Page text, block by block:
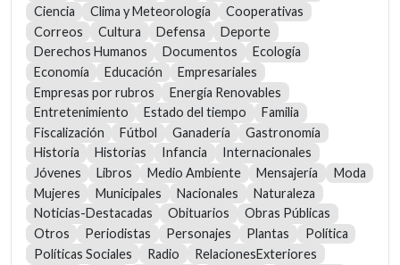
Ciencia
Clima y Meteorología
Cooperativas
Correos
Cultura Defensa
Deporte
Derechos Humanos
Documentos
Ecología
Economía
Educación
Empresariales
Empresas por rubros
Energía Renovables
Entretenimiento
Estado del tiempo
Familia
Fiscalización
Fútbol Ganadería
Gastronomía
Historia
Historias Infancia
Internacionales
Jóvenes
Libros Medio Ambiente Mensajería
Moda
Mujeres
Municipales Nacionales
Naturaleza
Noticias-Destacadas
Obituarios
Obras Públicas
Otros
Periodistas Personajes Plantas
Política
Políticas Sociales
Radio
RelacionesExteriores